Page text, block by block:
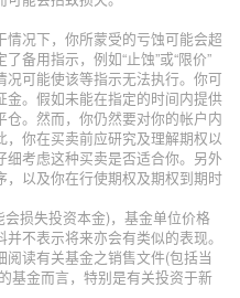
况下，你所蒙受的亏蚀可能会超
备用指示，例如“止蚀”或“限价”
可能使该等指示无法执行。你可
。假如未能在指定的时间内提供
。然而，你仍然要对你的帐户内
你在买卖前应研究及理解期权以
考虑这种买卖是否适合你。另外
以及你在行使期权及期权到期时
损失投资本金)，基金单位价格
不表示将来亦会有类似的表现。
读有关基金之销售文件(包括当
基金而言，特别是有关投资于新